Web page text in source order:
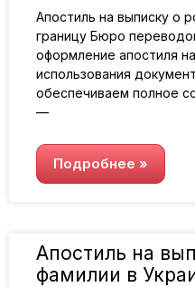
Апостиль на выписку о
границу Бюро
оформление апостиля
использования
обеспечиваем полное
—
Подробнее »
Апостиль на
фамилии в